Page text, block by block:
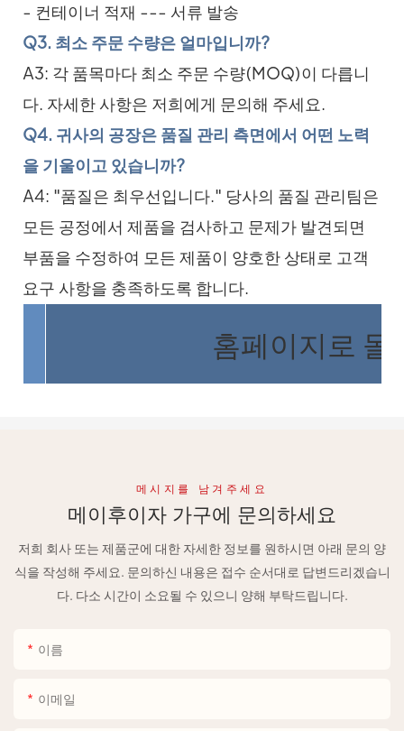
- 컨테이너 적재 --- 서류 발송
Q3. 최소 주문 수량은 얼마입니까?
A3: 각 품목마다 최소 주문 수량(MOQ)이 다릅니
다. 자세한 사항은 저희에게 문의해 주세요.
Q4. 귀사의 공장은 품질 관리 측면에서 어떤 노력
을 기울이고 있습니까?
A4: "품질은 최우선입니다." 당사의 품질 관리팀은
모든 공정에서 제품을 검사하고 문제가 발견되면
부품을 수정하여 모든 제품이 양호한 상태로 고객
요구 사항을 충족하도록 합니다.
홈페이지로 돌
메시지를 남겨주세요
메이후이자 가구에 문의하세요
저희 회사 또는 제품군에 대한 자세한 정보를 원하시면 아래 문의 양
식을 작성해 주세요. 문의하신 내용은 접수 순서대로 답변드리겠습니
다. 다소 시간이 소요될 수 있으니 양해 부탁드립니다.
이름
이메일